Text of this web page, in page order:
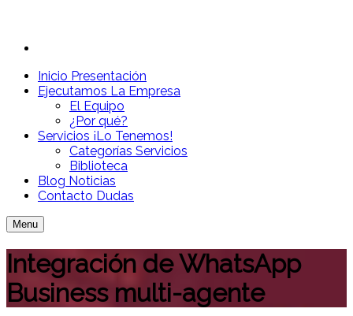
Inicio Presentación
Ejecutamos La Empresa
El Equipo
¿Por qué?
Servicios ¡Lo Tenemos!
Categorías Servicios
Biblioteca
Blog Noticias
Contacto Dudas
Menu
Integración de WhatsApp
Business multi-agente